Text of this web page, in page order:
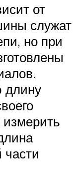
от
служат
но при
длину
измерить
части